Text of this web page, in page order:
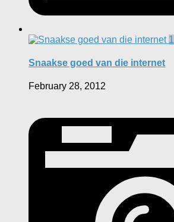
1
Snaakse goed van die internet
February 28, 2012